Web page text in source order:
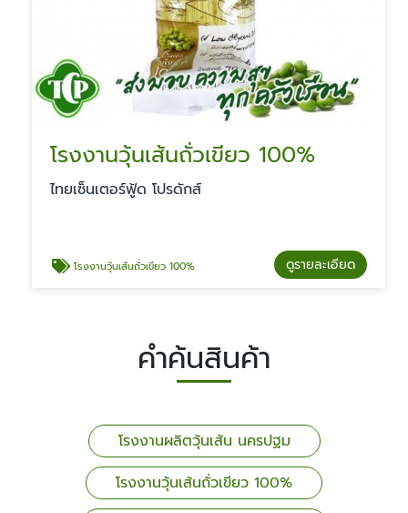
โรงงานวุ้นเส้นถั่วเขียว 100%
ไทยเซ็นเตอร์ฟู้ด โปรดักส์
โรงงานวุ้นเส้นถั่วเขียว 100% ดูรายละเอียด
คำค้นสินค้า
โรงงานผลิตวุ้นเส้น นครปฐม
โรงงานวุ้นเส้นถั่วเขียว 100%